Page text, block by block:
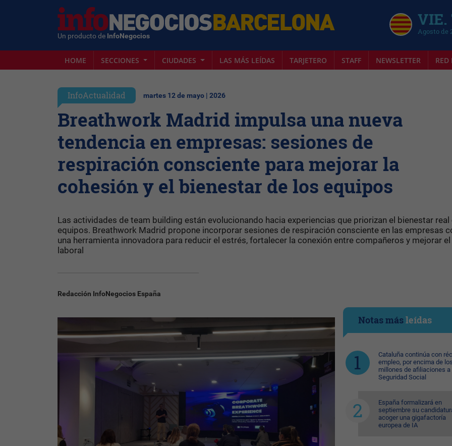
Un producto de InfoNegocios
VIE.
Agosto de
HOME SECCIONES CIUDADES LAS MÁS LEÍDAS TARJETERO STAFF NEWSLETTER RED
InfoActualidad martes 12 de mayo | 2026
Breathwork Madrid impulsa una nueva
tendencia en empresas: sesiones de
respiración consciente para mejorar la
cohesión y el bienestar de los equipos
Las actividades de team building están evolucionando hacia experiencias que priorizan el bienestar real
equipos. Breathwork Madrid propone incorporar sesiones de respiración consciente en las empresas
una herramienta innovadora para reducir el estrés, fortalecer la conexión entre compañeros y mejorar
laboral
Redacción InfoNegocios España
Notas másleídas
Cataluña continúa con
empleo, por encima de
millones de afiliaciones a
Seguridad Social
España formalizará en
septiembre su
acoger una gigafactoría
europea de IA